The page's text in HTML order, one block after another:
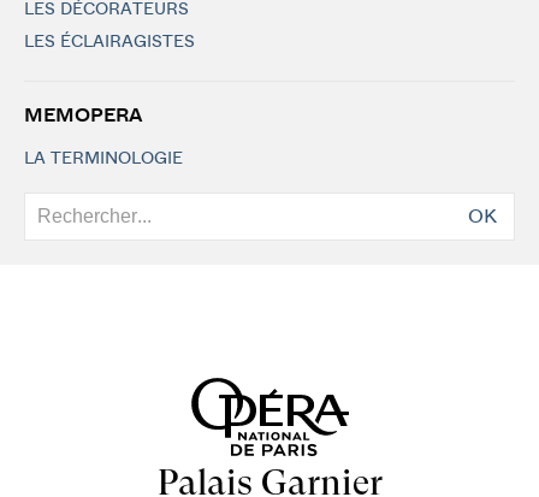
LES DÉCORATEURS
LES ÉCLAIRAGISTES
MEMOPERA
LA TERMINOLOGIE
OK
Palais Garnier